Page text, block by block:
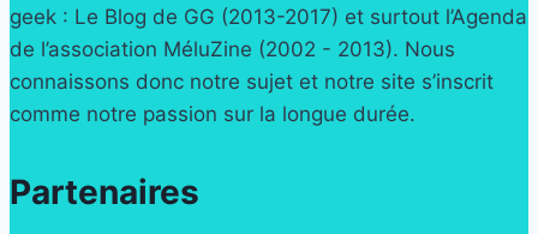
geek : Le Blog de GG (2013-2017) et surtout l’Agenda
de l’association MéluZine (2002 - 2013). Nous
connaissons donc notre sujet et notre site s’inscrit
comme notre passion sur la longue durée.
Partenaires